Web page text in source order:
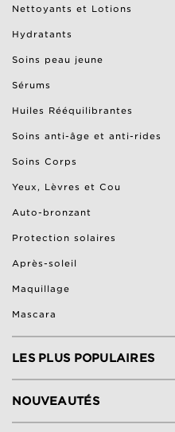
Nettoyants et Lotions
Hydratants
Soins peau jeune
Sérums
Huiles Rééquilibrantes
Soins anti-âge et anti-rides
Soins Corps
Yeux, Lèvres et Cou
Auto-bronzant
Protection solaires
Après-soleil
Maquillage
Mascara
LES PLUS POPULAIRES
NOUVEAUTÉS